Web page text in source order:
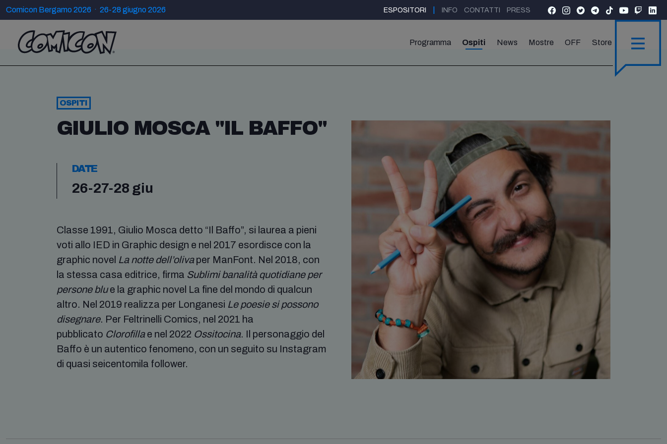
Comicon Bergamo 2026 · 26-28 giugno 2026 ESPOSITORI INFO CONTATTI PRESS
Programma Ospiti News Mostre OFF Store
OSPITI
GIULIO MOSCA "IL BAFFO"
DATE
26-27-28 giu
Classe 1991, Giulio Mosca detto “Il Baffo”, si laurea a pieni
voti allo IED in Graphic design e nel 2017 esordisce con la
graphic novel La notte dell’olivaper ManFont. Nel 2018, con
la stessa casa editrice, firma Sublimi banalità quotidiane per
persone blue la graphic novel La fine del mondo di qualcun
altro. Nel 2019 realizza per Longanesi Le poesie si possono
disegnare. Per Feltrinelli Comics, nel 2021 ha
pubblicato Clorofillae nel 2022 Ossitocina. Il personaggio del
Baffo è un autentico fenomeno, con un seguito su Instagram
di quasi seicentomila follower.